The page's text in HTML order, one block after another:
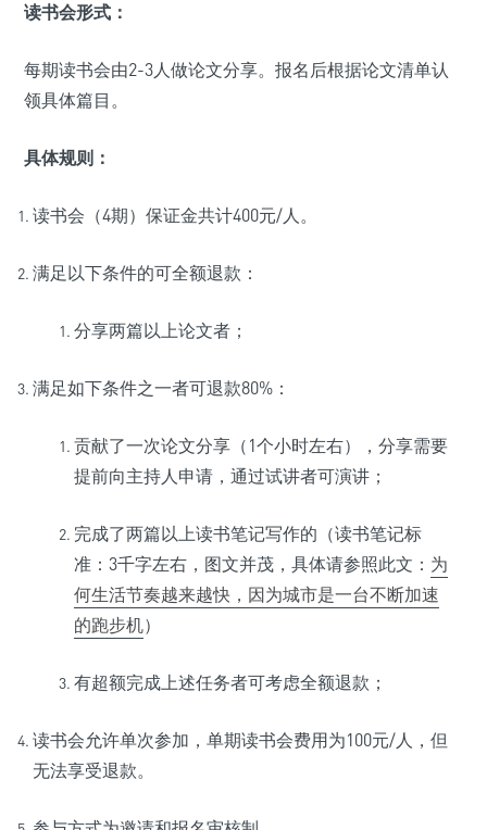
读书会形式：
每期读书会由2-3人做论文分享。报名后根据论文清单认
领具体篇目。
具体规则：
读书会（4期）保证金共计400元/人。
满足以下条件的可全额退款：
分享两篇以上论文者；
满足如下条件之一者可退款80%：
贡献了一次论文分享（1个小时左右），分享需要
提前向主持人申请，通过试讲者可演讲；
完成了两篇以上读书笔记写作的（读书笔记标
准：3千字左右，图文并茂，具体请参照此文： 为
何生活节奏越来越快，因为城市是一台不断加速
的跑步机）
有超额完成上述任务者可考虑全额退款；
读书会允许单次参加，单期读书会费用为100元/人，但
无法享受退款。